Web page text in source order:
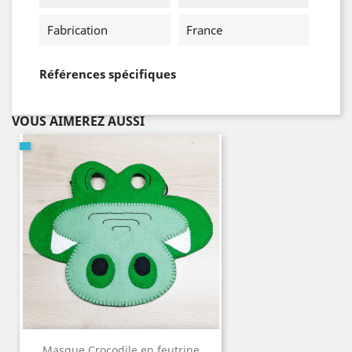
Fabrication France
Références spécifiques
VOUS AIMEREZ AUSSI